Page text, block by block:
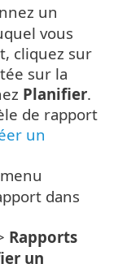
un
vous
cliquez sur
sur la
Planifier.
de rapport
un
dans
Rapports
un